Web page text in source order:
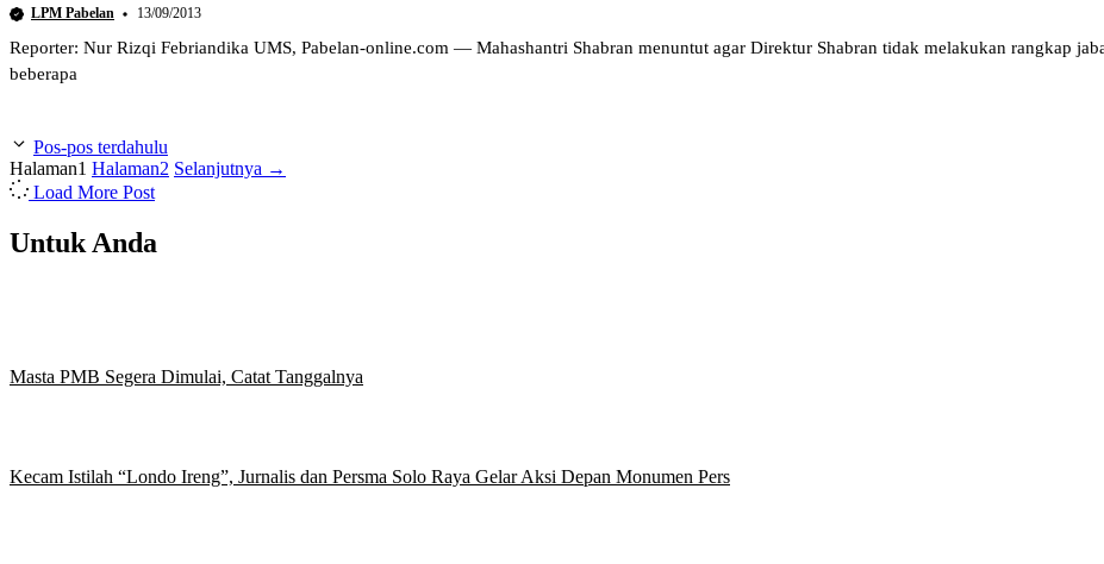
LPM Pabelan 13/09/2013
Reporter: Nur Rizqi Febriandika UMS, Pabelan-online.com — Mahashantri Shabran menuntut agar Direktur Shabran tidak melakukan rangkap
beberapa
Pos-pos terdahulu
Halaman1 Halaman2 Selanjutnya →
Load More Post
Untuk Anda
Masta PMB Segera Dimulai, Catat Tanggalnya
Kecam Istilah “Londo Ireng”, Jurnalis dan Persma Solo Raya Gelar Aksi Depan Monumen Pers